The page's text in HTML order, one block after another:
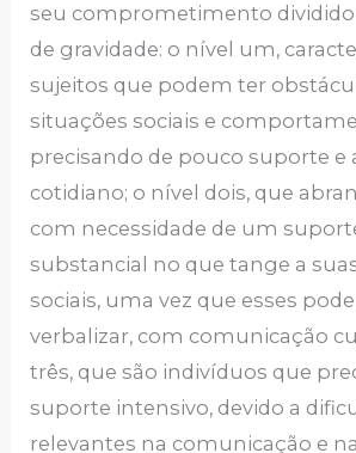
seu comprometimento
de gravidade: o nível um,
sujeitos que podem ter
situações sociais e
precisando de pouco suporte e
cotidiano; o nível dois, que
com necessidade de um
substancial no que tange a
sociais, uma vez que esses
verbalizar, com comunicação
três, que são indivíduos que
suporte intensivo, devido a
relevantes na comunicação e